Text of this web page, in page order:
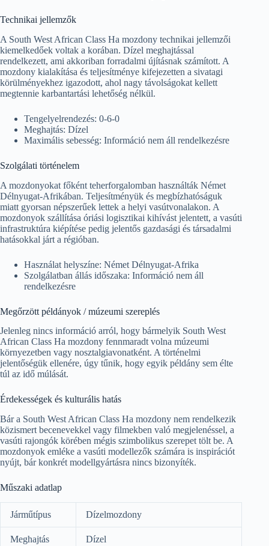
Technikai jellemzők
A South West African Class Ha mozdony technikai jellemzői
kiemelkedőek voltak a korában. Dízel meghajtással
rendelkezett, ami akkoriban forradalmi újításnak számított. A
mozdony kialakítása és teljesítménye kifejezetten a sivatagi
körülményekhez igazodott, ahol nagy távolságokat kellett
megtennie karbantartási lehetőség nélkül.
Tengelyelrendezés: 0-6-0
Meghajtás: Dízel
Maximális sebesség: Információ nem áll rendelkezésre
Szolgálati történelem
A mozdonyokat főként teherforgalomban használták Német
Délnyugat-Afrikában. Teljesítményük és megbízhatóságuk
miatt gyorsan népszerűek lettek a helyi vasútvonalakon. A
mozdonyok szállítása óriási logisztikai kihívást jelentett, a vasúti
infrastruktúra kiépítése pedig jelentős gazdasági és társadalmi
hatásokkal járt a régióban.
Használat helyszíne: Német Délnyugat-Afrika
Szolgálatban állás időszaka: Információ nem áll
rendelkezésre
Megőrzött példányok / múzeumi szereplés
Jelenleg nincs információ arról, hogy bármelyik South West
African Class Ha mozdony fennmaradt volna múzeumi
környezetben vagy nosztalgiavonatként. A történelmi
jelentőségük ellenére, úgy tűnik, hogy egyik példány sem élte
túl az idő múlását.
Érdekességek és kulturális hatás
Bár a South West African Class Ha mozdony nem rendelkezik
közismert becenevekkel vagy filmekben való megjelenéssel, a
vasúti rajongók körében mégis szimbolikus szerepet tölt be. A
mozdonyok emléke a vasúti modellezők számára is inspirációt
nyújt, bár konkrét modellgyártásra nincs bizonyíték.
Műszaki adatlap
Járműtípus Dízelmozdony
Meghajtás Dízel